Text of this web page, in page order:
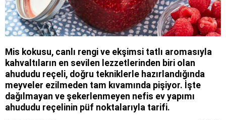
Mis kokusu, canlı rengi ve ekşimsi tatlı aromasıyla
kahvaltıların en sevilen lezzetlerinden biri olan
ahududu reçeli, doğru tekniklerle hazırlandığında
meyveler ezilmeden tam kıvamında pişiyor. İşte
dağılmayan ve şekerlenmeyen nefis ev yapımı
ahududu reçelinin püf noktalarıyla tarifi.